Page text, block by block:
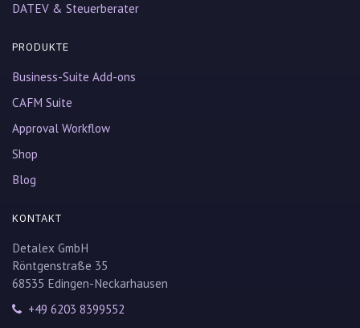
DATEV & Steuerberater
PRODUKTE
Business-Suite Add-ons
CAFM Suite
Approval Workflow
Shop
Blog
KONTAKT
Detalex GmbH
Röntgenstraße 35
68535 Edingen-Neckarhausen
+49 6203 8399552